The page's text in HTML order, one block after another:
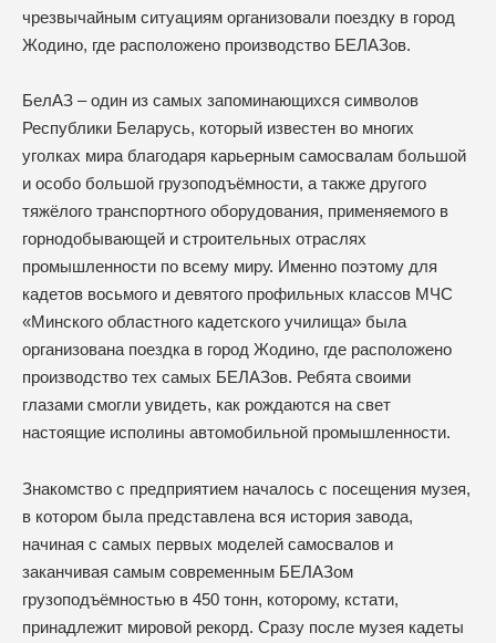
чрезвычайным ситуациям организовали поездку в город
Жодино, где расположено производство БЕЛАЗов.
БелАЗ – один из самых запоминающихся символов
Республики Беларусь, который известен во многих
уголках мира благодаря карьерным самосвалам большой
и особо большой грузоподъёмности, а также другого
тяжёлого транспортного оборудования, применяемого в
горнодобывающей и строительных отраслях
промышленности по всему миру. Именно поэтому для
кадетов восьмого и девятого профильных классов МЧС
«Минского областного кадетского училища» была
организована поездка в город Жодино, где расположено
производство тех самых БЕЛАЗов. Ребята своими
глазами смогли увидеть, как рождаются на свет
настоящие исполины автомобильной промышленности.
Знакомство с предприятием началось с посещения музея,
в котором была представлена вся история завода,
начиная с самых первых моделей самосвалов и
заканчивая самым современным БЕЛАЗом
грузоподъёмностью в 450 тонн, которому, кстати,
принадлежит мировой рекорд. Сразу после музея кадеты